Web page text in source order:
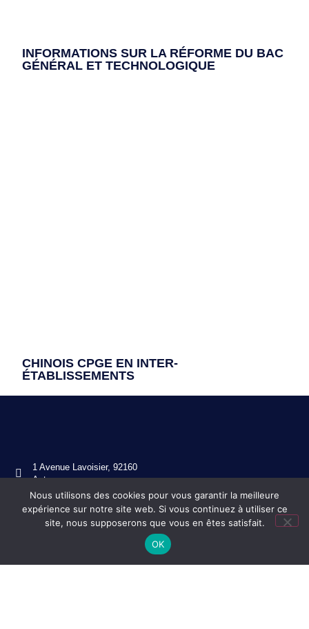
INFORMATIONS SUR LA RÉFORME DU BAC
GÉNÉRAL ET TECHNOLOGIQUE
CHINOIS CPGE EN INTER-
ÉTABLISSEMENTS
1 Avenue Lavoisier, 92160
Antony
01 46 11 49 80
ce.0920130s@ac-versailles.fr
Nous utilisons des cookies pour vous garantir la meilleure
expérience sur notre site web. Si vous continuez à utiliser ce
site, nous supposerons que vous en êtes satisfait.
OK